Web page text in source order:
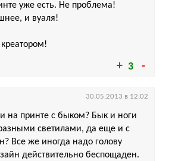
3
уже есть. Не проблема!
и вуаля!
на принте с быком? Бык и ноги
светилами, да еще и с
Все же иногда надо голову
действительно беспощаден.
30.05.2013 в 12:02